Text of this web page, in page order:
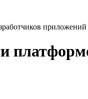
приложений